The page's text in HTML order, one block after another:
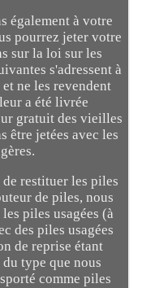
également à votre
pourrez jeter votre
sur la loi sur les
s'adressent à
ne les revendent
a été livrée
gratuit des vieilles
être jetées avec les
restituer les piles
de piles, nous
piles usagées (à
des piles usagées
de reprise étant
type que nous
comme piles